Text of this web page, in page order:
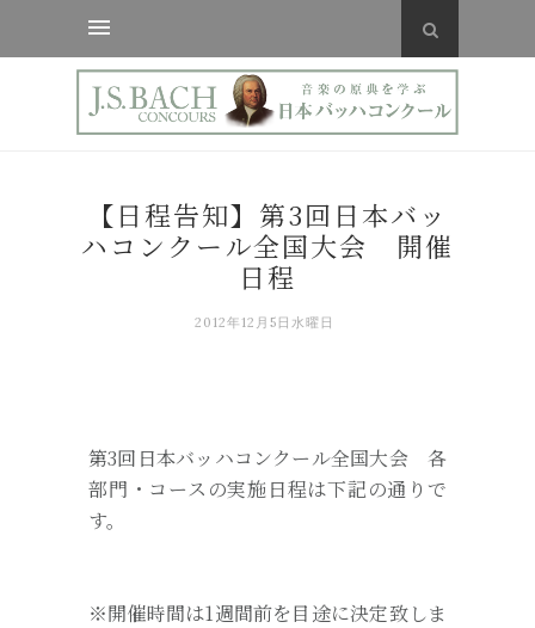
【日程告知】第3回日本バッ
ハコンクール全国大会 開催
日程
2012年12月5日水曜日
第3回日本バッハコンクール全国大会 各
部門・コースの実施日程は下記の通りで
す。
※開催時間は1週間前を目途に決定致しま